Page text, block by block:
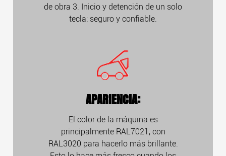
de obra 3. Inicio y detención de un solo
tecla: seguro y confiable.
APARIENCIA:
El color de la máquina es
principalmente RAL7021, con
RAL3020 para hacerlo más brillante.